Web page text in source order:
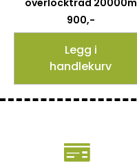
overlocktråd 20000m
900,-
Legg i
handlekurv